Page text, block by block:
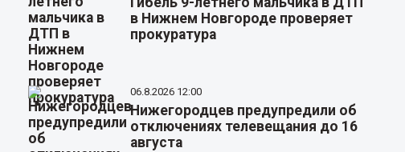
в Нижнем Новгороде проверяет
прокуратура
06.8.2026 12:00
Нижегородцев предупредили об
отключениях телевещания до 16
августа